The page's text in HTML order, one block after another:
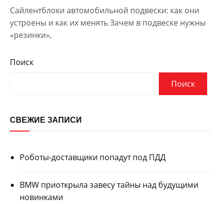
Сайлентблоки автомобильной подвески: как они
устроены и как их менять Зачем в подвеске нужны
«резинки»,
Поиск
Поиск
СВЕЖИЕ ЗАПИСИ
Роботы-доставщики попадут под ПДД
BMW приоткрыла завесу тайны над будущими
новинками